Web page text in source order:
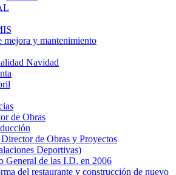
mejora y mantenimiento
Navidad
de Obras
de Obras y Proyectos
Deportivas)
General de las I.D. en 2006
del restaurante y construcción de nuevo